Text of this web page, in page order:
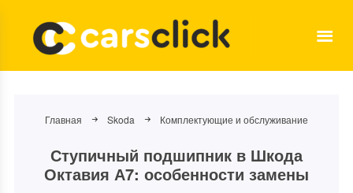
Главная Skoda Комплектующие и обслуживание
Ступичный подшипник в Шкода
Октавия А7: особенности замены